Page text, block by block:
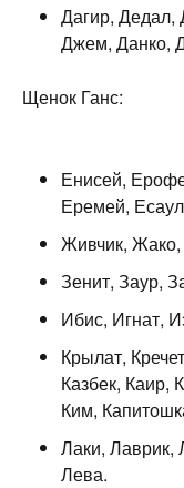
Дагир, Дедал,
Джем, Данко,
Щенок Ганс:
Енисей,
Еремей,
Живчик,
Зенит, Заур,
Ибис, Игнат,
Крылат,
Казбек, Каир,
Ким,
Лаки, Лаврик,
Лева.